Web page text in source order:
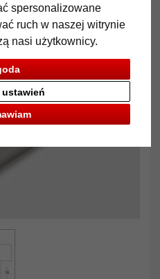
spersonalizowane
ruch w naszej witrynie
nasi użytkownicy.
ustawień